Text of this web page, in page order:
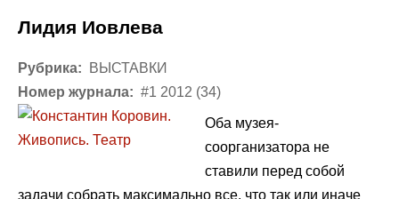
Лидия Иовлева
Рубрика:
ВЫСТАВКИ
Номер журнала: #1 2012 (34)
Оба музея-
соорганизатора не
ставили перед собой
задачи собрать максимально все, что так или иначе